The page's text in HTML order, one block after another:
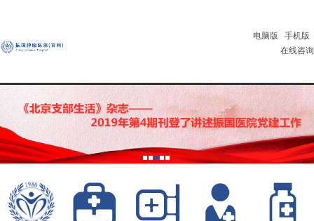
电脑版
手机版
在线咨询